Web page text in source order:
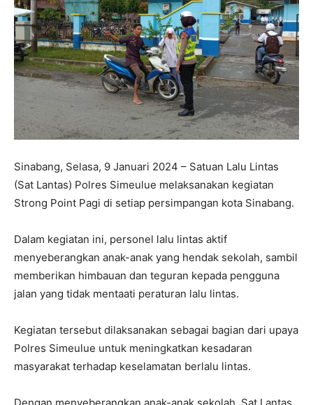
Sinabang, Selasa, 9 Januari 2024 – Satuan Lalu Lintas
(Sat Lantas) Polres Simeulue melaksanakan kegiatan
Strong Point Pagi di setiap persimpangan kota Sinabang.
Dalam kegiatan ini, personel lalu lintas aktif
menyeberangkan anak-anak yang hendak sekolah, sambil
memberikan himbauan dan teguran kepada pengguna
jalan yang tidak mentaati peraturan lalu lintas.
Kegiatan tersebut dilaksanakan sebagai bagian dari upaya
Polres Simeulue untuk meningkatkan kesadaran
masyarakat terhadap keselamatan berlalu lintas.